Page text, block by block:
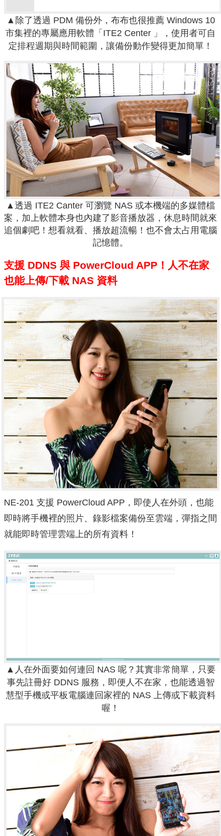
▲除了透過 PDM 備份外，布布也很推薦 Windows 10
市集裡的專屬應用軟體「ITE2 Center 」，使用者可自
定排程週期與時間範圍，讓備份動作變得更加簡單！
▲透過 ITE2 Canter 可瀏覽 NAS 或本機端的多媒體檔
案，加上軟體本身也內建了影音播放器，休息時間就來
追個劇吧！想看就看、播放超流暢！也不會太占用電腦
記憶體。
支援 DDNS 與 PowerCloud APP！人不在家
也能上傳/下載 NAS 資料
NE-201 支援 PowerCloud APP，即使人在外頭，也能
即時將手機裡的照片、錄影檔案備份至雲端，彈指之間
就能即時管理雲端上的所有資料！
▲人在外面要如何連回 NAS 呢？其實非常簡單，只要
事先註冊好 DDNS 服務，即便人不在家，也能透過智
慧型手機或平板電腦連回家裡的 NAS 上傳或下載資料
喔！